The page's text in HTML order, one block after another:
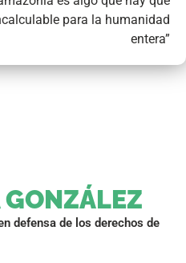
para la humanidad
entera”
defensa de los derechos de